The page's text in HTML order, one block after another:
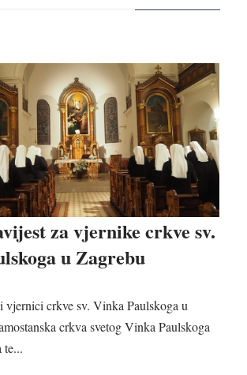
za vjernike crkve sv.
u Zagrebu
vjernici crkve sv. Vinka Paulskoga u
crkva svetog Vinka Paulskoga
te...